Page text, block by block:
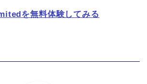
を無料体験してみる